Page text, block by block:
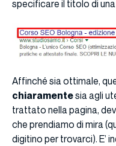
specificare il titolo di
Affinché sia ottimale,
chiaramentesia agli
trattato nella pagina,
che prendiamo di mira
digitino per trovarci). E’